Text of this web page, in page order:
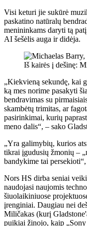
Visi keturi jie sukūrė
paskatino natūralų
menininkams daryti tą
AI šešėlis auga ir didėja.
Iš kairės į dešinę:
„Kiekvieną sekundę, kai
ką mes norime pasakyti
bendravimas su
skambėtų trimitas, ar
pasirinkimai, kurių
meno dalis“, – sako
„Yra galimybių, kurios
tikrai įgudusių žmonių –
bandykime tai
Nors HS dirba seniai
naudojasi naujomis
šiuolaikiniuose
įrenginiai. Daugiau nei
Miličakas (kurį
puikiai žinojo, kaip „Sony